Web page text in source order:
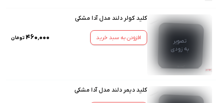
تصویر
به زودی
کلید کولر دلند مدل آدا مشکی
افزودن به سبد خرید ۴۶۰٬۰۰۰ تومان
کلید دیمر دلند مدل آدا مشکی